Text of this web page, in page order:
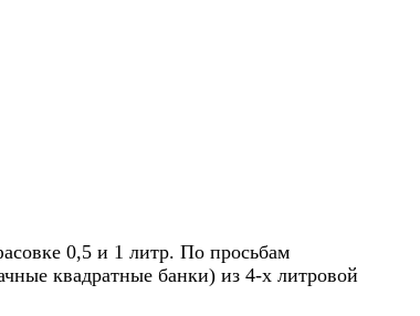
0,5 и 1 литр. По просьбам
квадратные банки) из 4-х литровой